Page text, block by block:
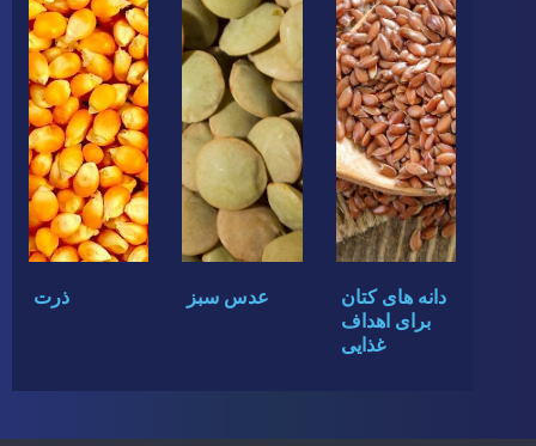
ذرت عدس سبز
دانه های کتان
برای اهداف
غذایی